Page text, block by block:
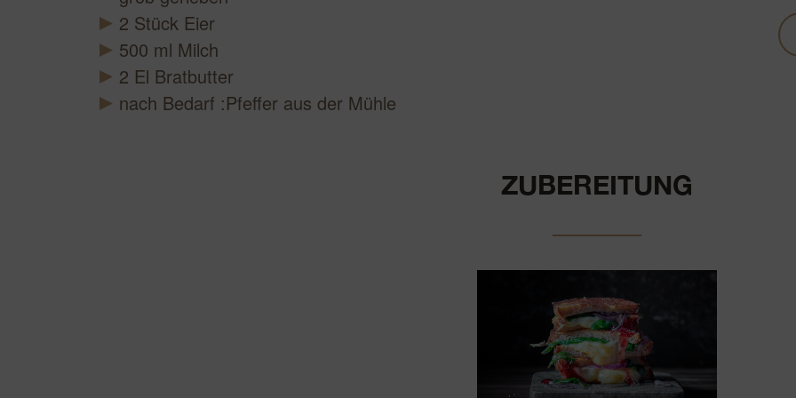
2 Stück Eier
500 ml Milch
2 El Bratbutter
nach Bedarf :Pfeffer aus der Mühle
ZUBEREITUNG